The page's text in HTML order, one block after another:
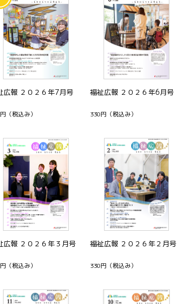
広報 ２０２６年7月号
（税込み）
福祉広報 ２０２６年6月号
330円 （税込み）
広報 ２０２６年３月号
（税込み）
福祉広報 ２０２６年２月号
330円 （税込み）